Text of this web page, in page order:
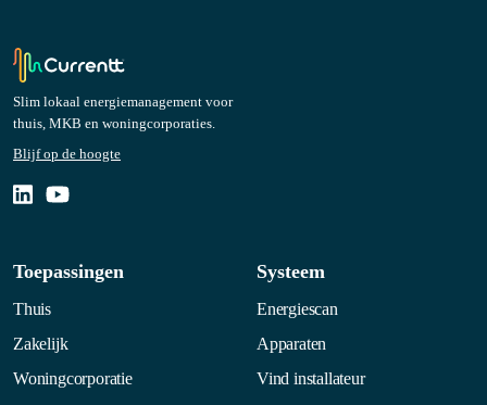
Slim lokaal energiemanagement voor
thuis MKB en woningcorporaties
Blijf op de hoogte
Toepassingen
Thuis
Zakelijk
Woningcorporatie
Systeem
Energiescan
Apparaten
Vind installateur